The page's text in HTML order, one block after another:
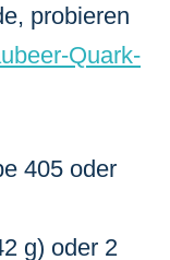
probieren
Quark-
405 oder
g) oder 2